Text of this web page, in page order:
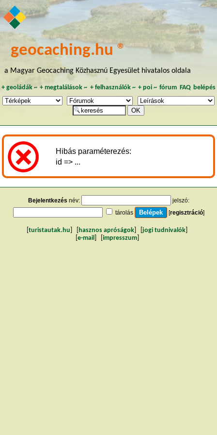
geocaching.hu ®
a Magyar Geocaching Közhasznú Egyesület hivatalos oldala
+ geoládák~ +megtalálások ~ + felhasználók~ + poi~ fórum FAQ belépés
Hibás paraméterezés:
id => ...
Bejelentkezés név:
jelszó:
tárolás
[regisztráció]
turistautak.hu hasznos apróságok jogi tudnivalók
e-mail impresszum]